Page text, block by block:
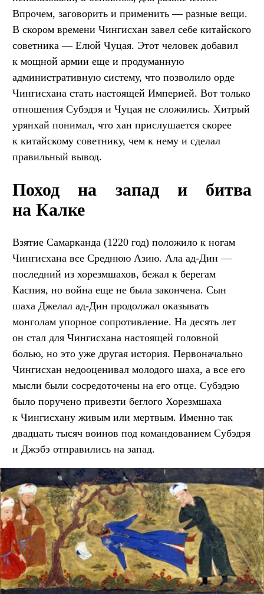
Впрочем, заговорить и применить — разные вещи.
В скором времени Чингисхан завел себе китайского
советника — Елюй Чуцая. Этот человек добавил
к мощной армии еще и продуманную
административную систему, что позволило орде
Чингисхана стать настоящей Империей. Вот только
отношения Субэдэя и Чуцая не сложились. Хитрый
урянхай понимал, что хан прислушается скорее
к китайскому советнику, чем к нему и сделал
правильный вывод.
Поход на запад и битва
на Калке
Взятие Самарканда (1220 год) положило к ногам
Чингисхана все Среднюю Азию. Ала ад-Дин —
последний из хорезмшахов, бежал к берегам
Каспия, но война еще не была закончена. Сын
шаха Джелал ад-Дин продолжал оказывать
монголам упорное сопротивление. На десять лет
он стал для Чингисхана настоящей головной
болью, но это уже другая история. Первоначально
Чингисхан недооценивал молодого шаха, а все его
мысли были сосредоточены на его отце. Субэдэю
было поручено привезти беглого Хорезмшаха
к Чингисхану живым или мертвым. Именно так
двадцать тысяч воинов под командованием Субэдэя
и Джэбэ отправились на запад.